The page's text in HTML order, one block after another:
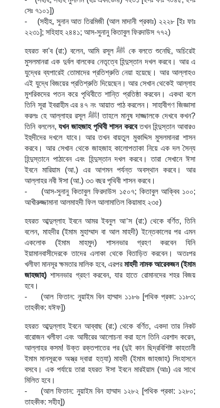
সেঃ ৭১০১])
-
(সহীহ, সুনান আত তিরমিজী (আল মাদানী প্রকাঃ) ২২২৮ [ইঃ ফাঃ
২২৩১]; সহিহাহ ২৪৪১; আস-সুনানু কিতাবুল ফিরদাউস ৭৭২)
হযরত কা'ব (রা:) বলেন, আমি রসূল ﷺ কে বলতে শুনেছি, অচিরেই
মুসলমানরা এক দুর্বল বালকের নেতৃত্বে হিন্দুস্তান দখল করবে। আর এ
যুদ্ধের ব্যপারেই তোমাদের প্রতিশ্রুতি নেয়া হয়েছে। আর আল্লাহও
এই যুদ্ধে বিজয়ের প্রতিশ্রুতি দিয়েছেন। আর সেখান থেকেই আল্লাহ
মুশরিকদের পতন করে পৃথিবীতে শান্তি প্রতিষ্ঠা করবেন। একথা বলে
তিনি সূরা ইবরাহীম এর ৪৭ নং আয়াত পাঠ করলেন। সাহাবীগণ জিজ্ঞাসা
করলঃ হে আল্লাহর রসূল ﷺ! তাহলে মানুষ দাজ্জালকে দেখবে কখন?
তিনি বললেন,যখন জাহজাহ পৃথিবী শাসন করবেতখন হিন্দুস্তান আবারও
ইহুদীদের দখলে যাবে। আর তখন বায়তুল মুকাদ্দিস মুসলমানরা শাসন
করবে। আর সেখান থেকে জাহজাহ কালোপতাকা নিয়ে এক দল সৈন্য
হিন্দুস্তানে পাঠাবেন এবং হিন্দুস্তান দখল করবে। তারা সেখানে ঈসা
ইবনে মারিয়াম (আ.) এর আগমন পর্যন্ত অবস্থান করবে। আর
আল্লাহর নবী ঈসা (আ.) ৩৩ বছর পৃথিবী শাসন করবে।
-
(আস-সুনানু কিতাবুল ফিরদাউস ১৫০৭; কিতাবুল আক্বিব ১০০;
আখীরুজ্জামানা আলমাহদী ফিল আলামাতিল কিয়ামাহ ২৩৫)
হযরত আব্দুল্লাহ ইবনে আমর ইবনুল আ’স (রা:) থেকে বর্ণিত, তিনি
বলেন, মাহদীর (ইমাম মুহাম্মাদ বা আল মাহদী) ইন্তেকালের পর এমন
একলোক (ইমাম মাহমুদ) শাসনভার গ্রহণ করবেন যিনি
ইয়ামানবাসীদেরকে তাদের এলাকা থেকে বিতাড়িত করবেন। অতঃপর
খলীফা মানসূর ক্ষমতার মালিক হবে, এরপরমাহদী নামক আরেকজন (ইমাম
জাহজাহ) শাসনভার গ্রহণ করবেন, যার হাতে রোমানদের শহর বিজয়
হবে।
-
(আল ফিতান: নুয়াইম বিন হাম্মাদ ১১৮৬ [পথিক প্রকা: ১১৮৩;
তাহকীক: যঈফ])
হযরত আব্দুল্লাহ ইবনে আব্বাছ (রা:) থেকে বর্ণিত, একদা তার নিকট
বারোজন খলীফা এবং আমীরের আলোচনা করা হলে তিনি এরশাদ করেন,
আল্লাহর কসম! উক্ত রক্তপাতের পর (দুই কান ছিদ্রবিশিষ্ট কাহতানী
ইমাম মানসূরকে অস্ত্র দ্বারা হত্যা) মাহদী (ইমাম জাহজাহ) সিংহাসনে
বসবে। এক পর্যায়ে তারা হযরত ঈসা ইবনে মারইয়াম (আঃ) এর সাথে
মিলিত হবে।
-
(আল ফিতান: নুয়াইম বিন হাম্মাদ ১২৮২ [পথিক প্রকা: ১২৮০;
তাহকীক: সহীহ])